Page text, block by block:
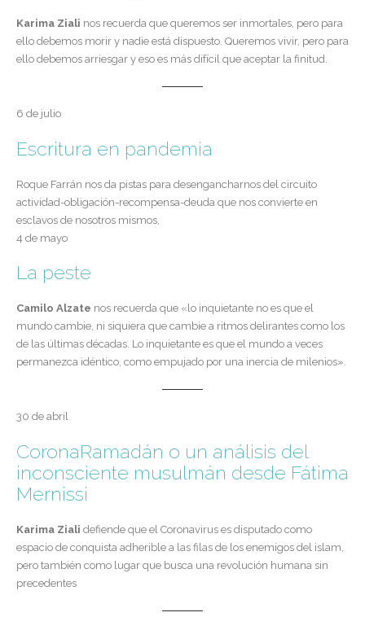
Karima Ziali nos recuerda que queremos ser inmortales, pero para
ello debemos morir y nadie está dispuesto. Queremos vivir, pero para
ello debemos arriesgar y eso es más difícil que aceptar la finitud.
6 de julio
Escritura en pandemia
Roque Farrán nos da pistas para desengancharnos del circuito
actividad-obligación-recompensa-deuda que nos convierte en
esclavos de nosotros mismos,
4 de mayo
La peste
Camilo Alzate nos recuerda que «lo inquietante no es que el
mundo cambie, ni siquiera que cambie a ritmos delirantes como los
de las últimas décadas. Lo inquietante es que el mundo a veces
permanezca idéntico, como empujado por una inercia de milenios».
30 de abril
CoronaRamadán o un análisis del
inconsciente musulmán desde Fátima
Mernissi
Karima Ziali defiende que el Coronavirus es disputado como
espacio de conquista adherible a las filas de los enemigos del islam,
pero también como lugar que busca una revolución humana sin
precedentes